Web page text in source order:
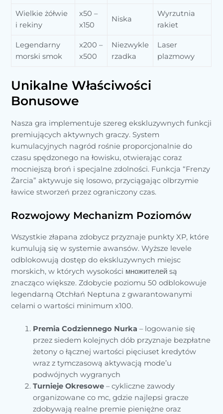
Wielkie żółwie
i rekiny
x50 –
x150
Niska
Wyrzutnia
rakiet
Legendarny
morski smok
x200 –
x500
Niezwykle
rzadka
Laser
plazmowy
Unikalne Właściwości
Bonusowe
Nasza gra implementuje szereg ekskluzywnych funkcji
premiujących aktywnych graczy. System
kumulacyjnych nagród rośnie proporcjonalnie do
czasu spędzonego na łowisku, otwierając coraz
mocniejszą broń i specjalne zdolności. Funkcja “Frenzy
Żarcia” aktywuje się losowo, przyciągając olbrzymie
ławice stworzeń przez ograniczony czas.
Rozwojowy Mechanizm Poziomów
Wszystkie złapana zdobycz przyznaje punkty XP, które
kumulują się w systemie awansów. Wyższe levele
odblokowują dostęp do ekskluzywnych miejsc
morskich, w których wysokości множителей są
znacząco większe. Zdobycie poziomu 50 odblokowuje
legendarną Otchłań Neptuna z gwarantowanymi
celami o wartości minimum x100.
Premia Codziennego Nurka – logowanie się
przez siedem kolejnych dób przyznaje bezpłatne
żetony o łącznej wartości pięciuset kredytów
wraz z tymczasową aktywacją mode’u
podwójnych wygranych
Turnieje Okresowe – cykliczne zawody
organizowane co mc, gdzie najlepsi gracze
zdobywają realne premie pieniężne oraz